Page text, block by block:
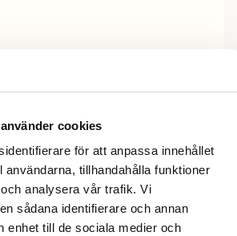
cookies
för att anpassa innehållet
användarna, tillhandahålla funktioner
analysera vår trafik. Vi
sådana identifierare och annan
enhet till de sociala medier och